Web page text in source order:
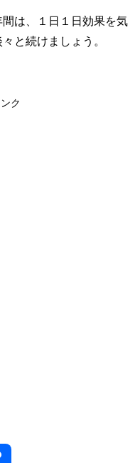
は、１日１日効果を気
と続けましょう。
ク